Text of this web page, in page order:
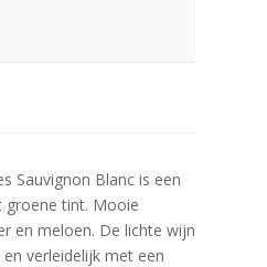
Sauvignon Blanc is een
groene tint. Mooie
en meloen. De lichte wijn
verleidelijk met een